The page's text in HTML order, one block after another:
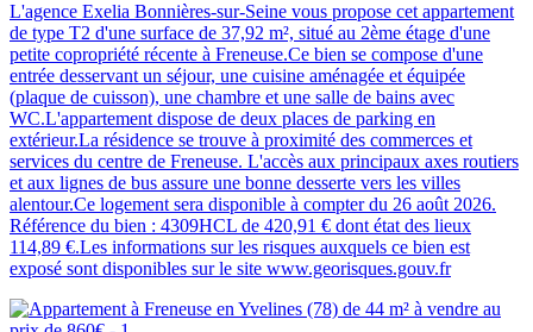
L'agence Exelia Bonnières-sur-Seine vous propose cet appartement
de type T2 d'une surface de 37,92 m², situé au 2ème étage d'une
petite copropriété récente à Freneuse.Ce bien se compose d'une
entrée desservant un séjour, une cuisine aménagée et équipée
(plaque de cuisson), une chambre et une salle de bains avec
WC.L'appartement dispose de deux places de parking en
extérieur.La résidence se trouve à proximité des commerces et
services du centre de Freneuse. L'accès aux principaux axes routiers
et aux lignes de bus assure une bonne desserte vers les villes
alentour.Ce logement sera disponible à compter du 26 août 2026.
Référence du bien : 4309HCL de 420,91 € dont état des lieux
114,89 €.Les informations sur les risques auxquels ce bien est
exposé sont disponibles sur le site www.georisques.gouv.fr